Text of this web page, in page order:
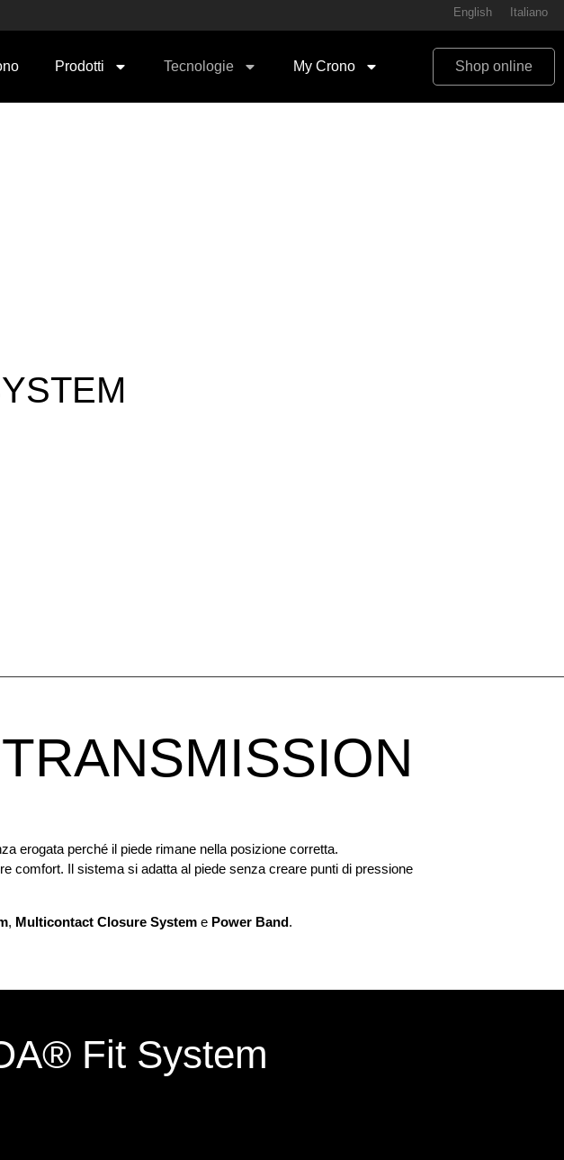
English Italiano
Prodotti Tecnologie My Crono Shop online
erogata perché il piede rimane nella posizione corretta.
comfort. Il sistema si adatta al piede senza creare punti di pressione
, Multicontact Closure System e Power Band.
Fit System